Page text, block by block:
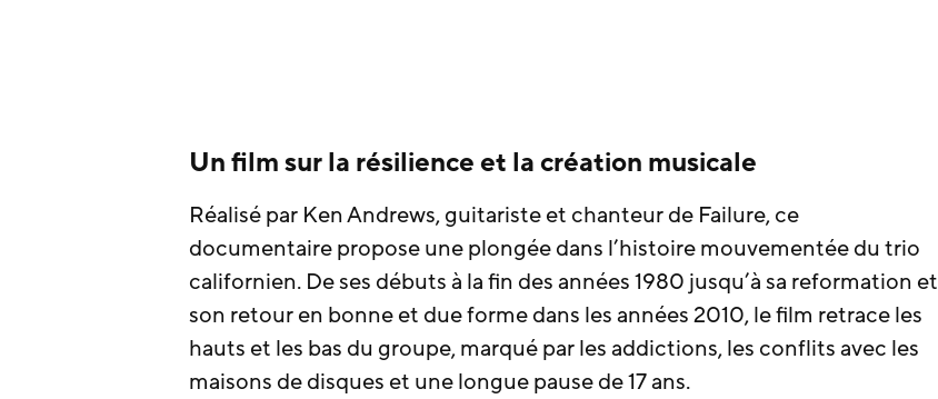
Un film sur la résilience et la création musicale
Réalisé par Ken Andrews, guitariste et chanteur de Failure, ce
documentaire propose une plongée dans l’histoire mouvementée du trio
californien. De ses débuts à la fin des années 1980 jusqu’à sa reformation et
son retour en bonne et due forme dans les années 2010, le film retrace les
hauts et les bas du groupe, marqué par les addictions, les conflits avec les
maisons de disques et une longue pause de 17 ans.